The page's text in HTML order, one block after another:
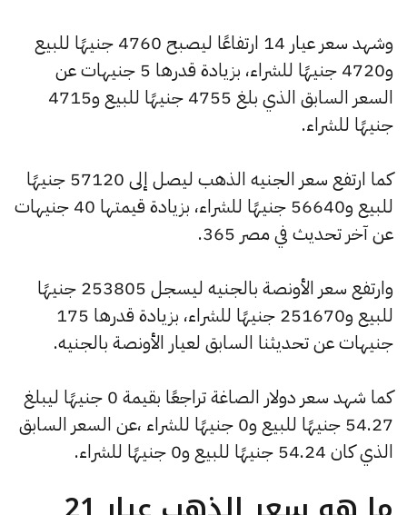
وشهد سعر عيار 14 ارتفاعًا ليصبح 4760 جنيهًا للبيع
و4720 جنيهًا للشراء، بزيادة قدرها 5 جنيهات عن
السعر السابق الذي بلغ 4755 جنيهًا للبيع و4715
جنيهًا للشراء.
كما ارتفع سعر الجنيه الذهب ليصل إلى 57120 جنيهًا
للبيع و56640 جنيهًا للشراء، بزيادة قيمتها 40 جنيهات
عن آخر تحديث في مصر 365.
وارتفع سعر الأونصة بالجنيه ليسجل 253805 جنيهًا
للبيع و251670 جنيهًا للشراء، بزيادة قدرها 175
جنيهات عن تحديثنا السابق لعيار الأونصة بالجنيه.
كما شهد سعر دولار الصاغة تراجعًا بقيمة 0 جنيهًا ليبلغ
54.27 جنيهًا للبيع و0 جنيهًا للشراء ،عن السعر السابق
الذي كان 54.24 جنيهًا للبيع و0 جنيهًا للشراء.